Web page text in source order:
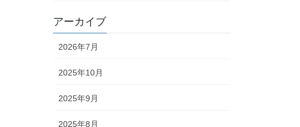
アーカイブ
2026年7月
2025年10月
2025年9月
2025年8月